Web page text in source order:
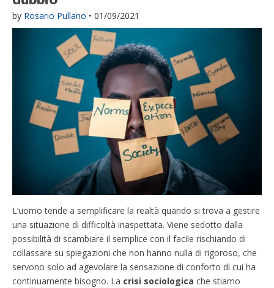
by Rosario Pullano • 01/09/2021
L’uomo tende a semplificare la realtà quando si trova a gestire
una situazione di difficoltà inaspettata. Viene sedotto dalla
possibilità di scambiare il semplice con il facile rischiando di
collassare su spiegazioni che non hanno nulla di rigoroso, che
servono solo ad agevolare la sensazione di conforto di cui ha
continuamente bisogno. La crisi sociologica che stiamo